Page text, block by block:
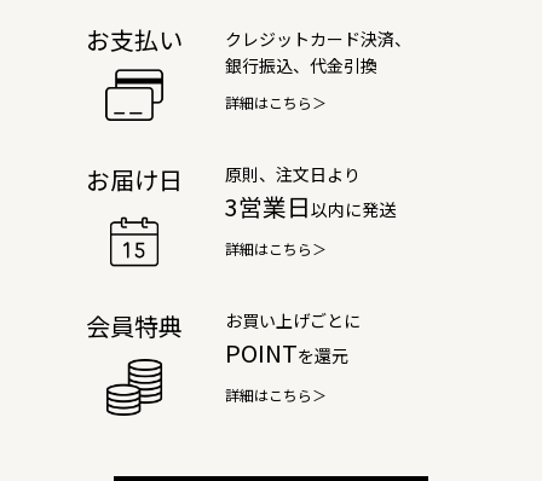
お支払い
クレジットカード決済、
銀行振込、代金引換
詳細はこちら＞
お届け日 原則、注文日より
3営業日以内に発送
詳細はこちら＞
会員特典 お買い上げごとに
POINTを還元
詳細はこちら＞